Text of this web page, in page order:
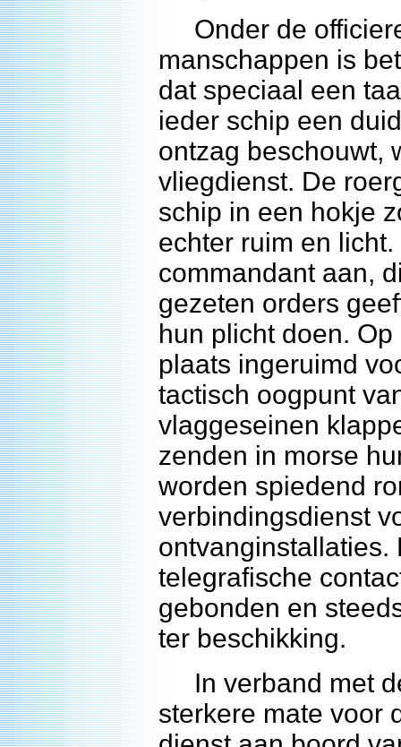
Onder de
manschappen is
dat speciaal een
ieder schip een
ontzag beschouwt,
vliegdienst. De
schip in een hokje
echter ruim en
commandant aan,
gezeten orders
hun plicht doen.
plaats ingeruimd
tactisch oogpunt
vlaggeseinen
zenden in morse
worden spiedend
verbindingsdienst
ontvanginstallaties.
telegrafische
gebonden en
ter beschikking.
In verband met
sterkere mate voor